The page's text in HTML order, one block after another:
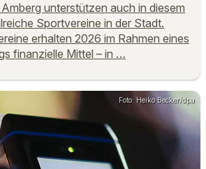
unterstützen auch in diesem
Sportvereine in der Stadt.
erhalten 2026 im Rahmen eines
finanzielle Mittel – in …
Foto: Heiko Becker/dpa